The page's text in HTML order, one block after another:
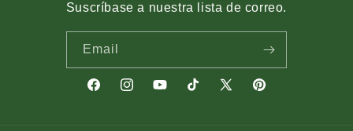
Suscríbase a nuestra lista de correo.
Email
FacebookInstagramYouTubeTikTok X
Pinterest